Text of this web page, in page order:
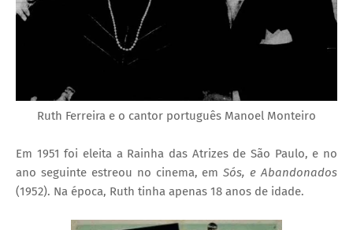
Ruth Ferreira e o cantor português Manoel Monteiro
Em 1951 foi eleita a Rainha das Atrizes de São Paulo, e no
ano seguinte estreou no cinema, emSós, e Abandonados
(1952). Na época, Ruth tinha apenas 18 anos de idade.